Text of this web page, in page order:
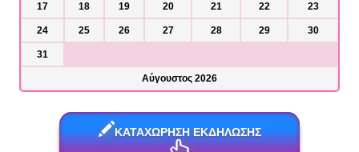
17 18 19 20 21 22 23
24 25 26 27 28 29 30
31
Αύγουστος 2026
ΚΑΤΑΧΩΡΗΣΗ ΕΚΔΗΛΩΣΗΣ